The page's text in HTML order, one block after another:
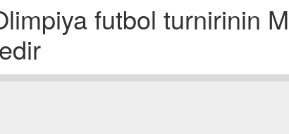
futbol turnirinin